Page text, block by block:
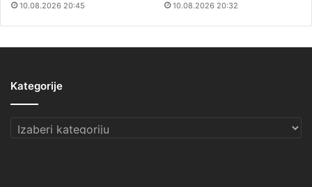
10.08.2026 20:45 10.08.2026 20:32
Kategorije
Kategorije